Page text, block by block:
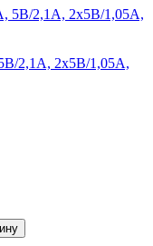
2,1А, 2х5В/1,05А,